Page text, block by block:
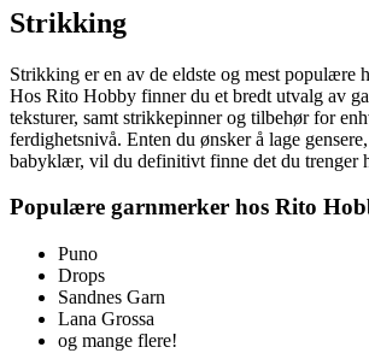
Strikking
Strikking er en av de eldste og mest populære
Hos Rito Hobby finner du et bredt utvalg av
teksturer, samt strikkepinner og tilbehør for
ferdighetsnivå. Enten du ønsker å lage
babyklær, vil du definitivt finne det du trenger
Populære garnmerker hos Rito
Puno
Drops
Sandnes Garn
Lana Grossa
og mange flere!